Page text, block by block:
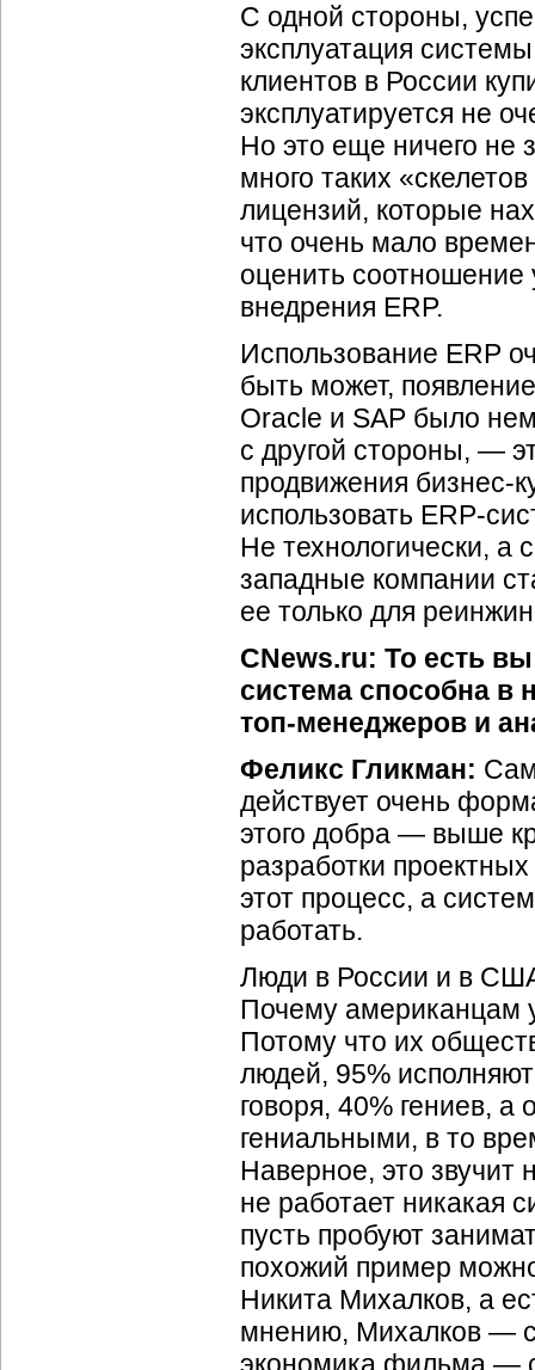
С одной стороны,
эксплуатация
клиентов в России
эксплуатируется не
Но это еще ничего не
много таких
лицензий, которые
что очень мало
оценить
внедрения ERP.
Использование ERP
быть может,
Oracle и SAP было
с другой стороны, —
продвижения бизнес-
использовать ERP-
Не технологически, а
западные компании
ее только для
CNews.ru: То есть вы
система способна в
топ-менеджеров и
Феликс Гликман:
действует очень
этого добра — выше
разработки
этот процесс, а
работать.
Люди в России и в
Почему американцам
Потому что их
людей, 95%
говоря, 40% гениев,
гениальными, в то
Наверное, это звучит
не работает никакая
пусть пробуют
похожий пример
Никита Михалков, а
мнению, Михалков —